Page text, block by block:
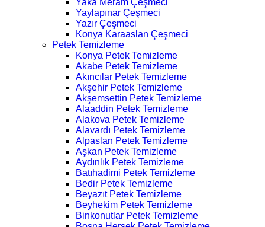
Yaka Meram Çeşmeci
Yaylapınar Çeşmeci
Yazır Çeşmeci
Konya Karaaslan Çeşmeci
Petek Temizleme
Konya Petek Temizleme
Akabe Petek Temizleme
Akıncılar Petek Temizleme
Akşehir Petek Temizleme
Akşemsettin Petek Temizleme
Alaaddin Petek Temizleme
Alakova Petek Temizleme
Alavardı Petek Temizleme
Alpaslan Petek Temizleme
Aşkan Petek Temizleme
Aydınlık Petek Temizleme
Batıhadimi Petek Temizleme
Bedir Petek Temizleme
Beyazıt Petek Temizleme
Beyhekim Petek Temizleme
Binkonutlar Petek Temizleme